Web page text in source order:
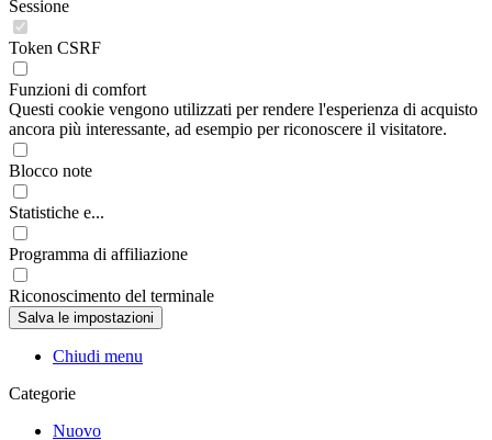
Sessione
Token CSRF
Funzioni di comfort
Questi cookie vengono utilizzati per rendere l'esperienza di acquisto
ancora più interessante, ad esempio per riconoscere il visitatore.
Blocco note
Statistiche e...
Programma di affiliazione
Riconoscimento del terminale
Chiudi menu
Categorie
Nuovo